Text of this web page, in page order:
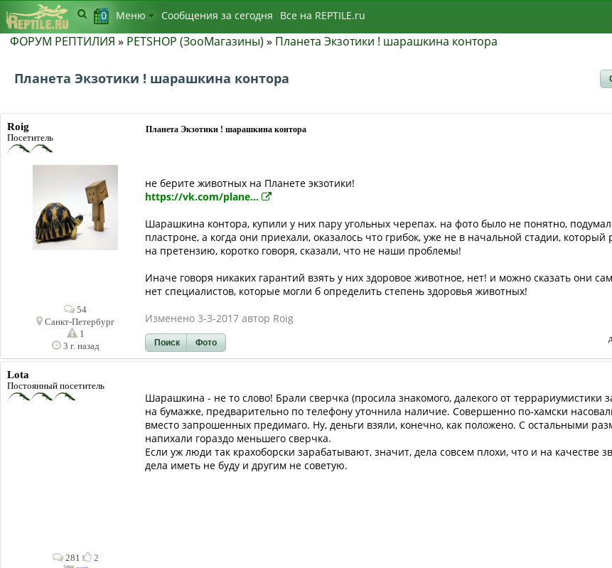
ФОРУМ РЕПТИЛИЯ » PETSHOP (ЗооМагазины) » Планета Экзотики ! шарашкина контора
Планета Экзотики ! шарашкина контора
Roig
Посетитель
54
Санкт-Петербург
1
3 г. назад
Планета Экзотики ! шарашкина контора
не берите животных на Планете экзотики!
https://vk.com/plane...
Шарашкина контора, купили у них пару угольных черепах. на фото было не понятно,
пластроне, а когда они приехали, оказалось что грибок, уже не в начальной стадии, который
на претензию, коротко говоря, сказали, что не наши проблемы!
Иначе говоря никаких гарантий взять у них здоровое животное, нет! и можно сказать они
нет специалистов, которые могли б определить степень здоровья животных!
Изменено 3-3-2017 автор Roig
Поиск Фото
Lota
Постоянный посетитель
281 2
Шарашкина - не то слово! Брали сверчка (просила знакомого, далекого от террариумистики
на бумажке, предварительно по телефону уточнила наличие. Совершенно по-хамски
вместо запрошенных предимаго. Ну, деньги взяли, конечно, как положено. С остальными
напихали гораздо меньшего сверчка.
Если уж люди так крахоборски зарабатывают, значит, дела совсем плохи, что и на качестве
дела иметь не буду и другим не советую.
0 Меню Сообщения за сегодня Bсе на REPTILE.ru